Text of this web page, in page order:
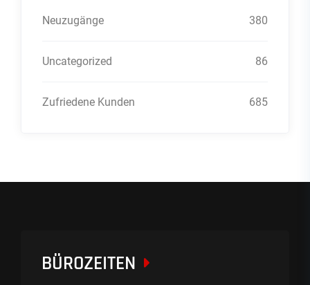
Neuzugänge 380
Uncategorized 86
Zufriedene Kunden 685
BÜROZEITEN